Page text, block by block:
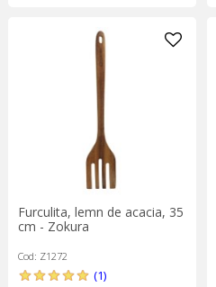
Furculita, lemn de acacia, 35
cm - Zokura
Cod: Z1272
(1)